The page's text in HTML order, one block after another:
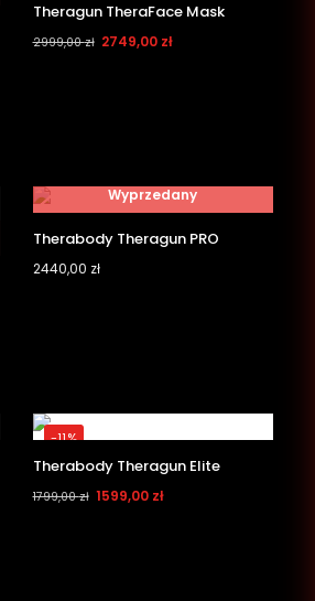
Theragun TheraFace Mask
2999,00zł 2749,00 zł
Wyprzedany
Therabody Theragun PRO
2440,00 zł
-11%
Therabody Theragun Elite
1799,00zł 1599,00 zł